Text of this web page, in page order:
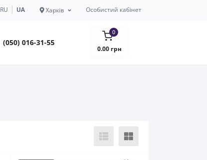
RU UA Харків Особистий кабінет
(050) 016-31-55
0
0.00 грн